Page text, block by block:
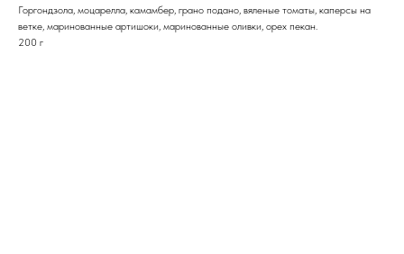
Горгондзола, моцарелла, камамбер, грано подано, вяленые томаты, каперсы на
ветке, маринованные артишоки, маринованные оливки, орех пекан.
200 г